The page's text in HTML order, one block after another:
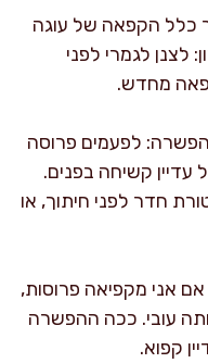
כלל הקפאה של עוגה
לצנן לגמרי לפני
מחדש.
לפעמים פרוסה
עדיין קשיחה בפנים.
חדר לפני חיתוך, או
אני מקפיאה פרוסות,
עובי. ככה ההפשרה
קפוא.